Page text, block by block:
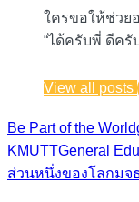
ใครขอให้ช่วย
“ได้ครับพี่ ดีครั
View all posts
Be Part of the World
KMUTTGeneral
ส่วนหนึ่งของโลกมจ